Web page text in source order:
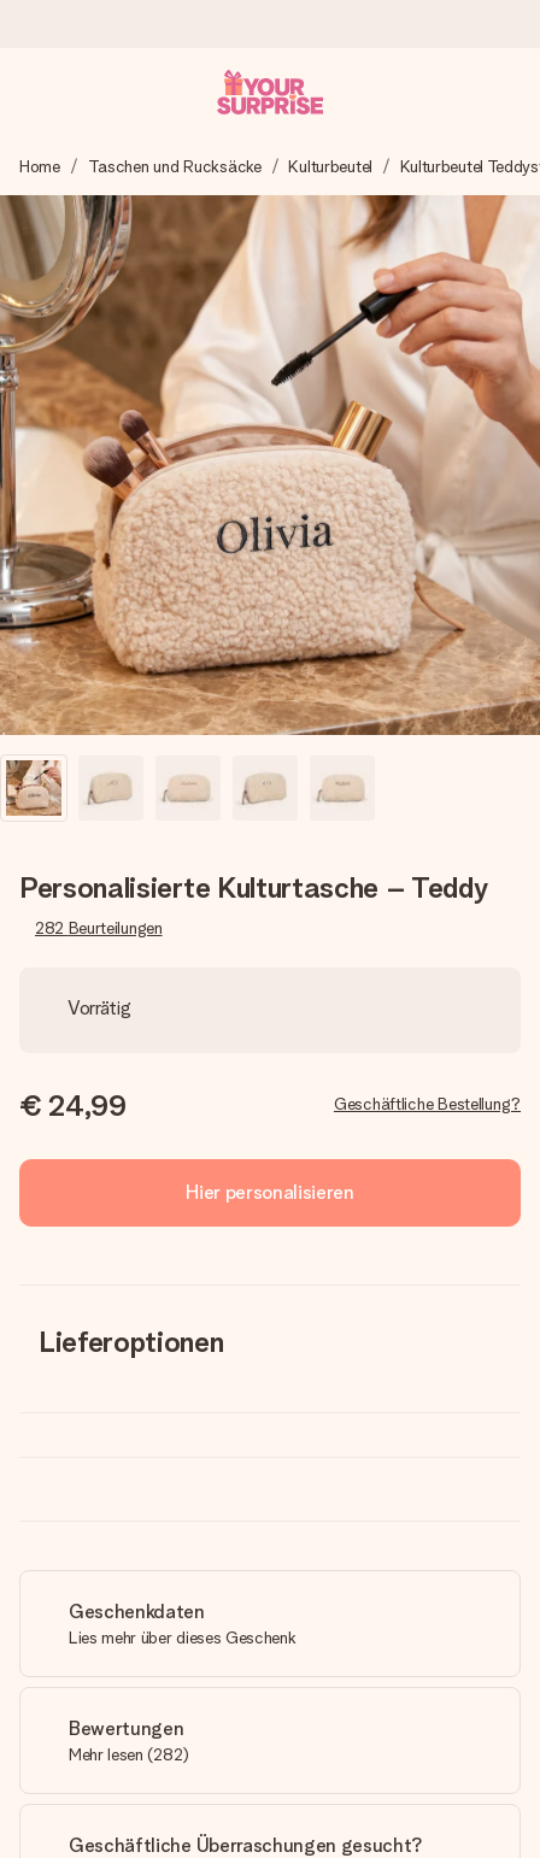
Wir bereiten dein Geschenk sorgfältig vor und schicken es
blitzschnell – damit du es genau zum richtigen Zeitpunkt
überreichen kannst, wenn es am meisten zählt.
4,8 (basierend auf +15.000 Bewertungen)
Unsere Geschenke begeistern. Kunden bewerten uns mit
4,8 bei Google Reviews (Gesamtergebnis aller Länder, in
die wir versenden).
Mit Liebe gemacht, im Handumdrehen
Erstelle etwas Einzigartiges in wenigen Schritten – mit
ihrem Namen, deinem Foto oder einer Nachricht von
Herzen. Kein Stress, nur pure Liebe für den perfekten
Moment.
Home Taschen und Rucksäcke Kulturbeutel Kulturbeutel
Personalisierte Kulturtasche – Teddy
282 Beurteilungen
Vorrätig
€ 24,99 Geschäftliche Bestellung?
Hier personalisieren
Lieferoptionen
Geschenkdaten
Lies mehr über dieses Geschenk
Bewertungen
Mehr lesen (282)
Geschäftliche Überraschungen gesucht?